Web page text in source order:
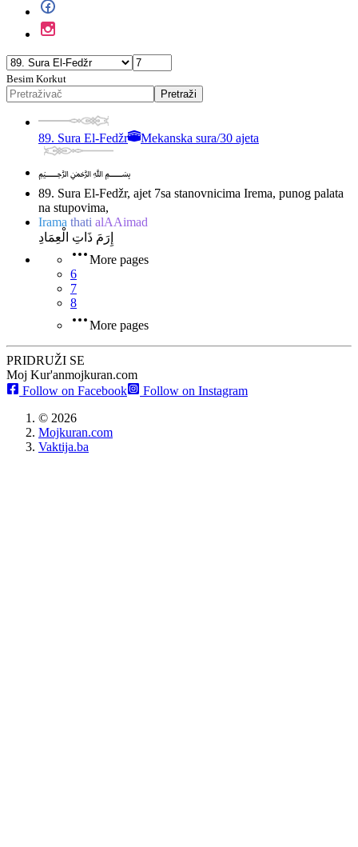
Besim Korkut
Pretraži
89. Sura El-Fedžr Mekanska sura/30 ajeta
﷽
89. Sura El-Fedžr, ajet 7sa stanovnicima Irema, punog palata
na stupovima,
Irama thati alAAimad
إِرَمَ ذَاتِ الْعِمَادِ
More pages
6
7
8
More pages
PRIDRUŽI SE
Moj Kur'anmojkuran.com
Follow on Facebook
Follow on Instagram
© 2026
Mojkuran.com
Vaktija.ba